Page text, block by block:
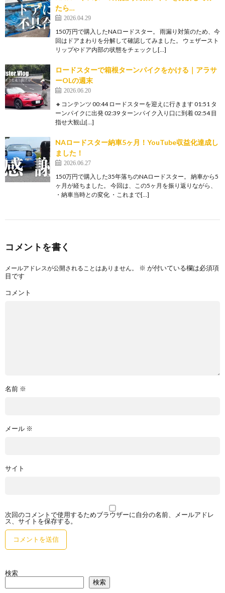
たら…
2026.04.29
150万円で購入したNAロードスター。 雨漏り対策のため、今
回はドアまわりを分解して確認してみました。 ウェザースト
リップやドア内部の状態をチェックし[…]
ロードスターで箱根ターンパイクをかける｜アラサ
ーOLの週末
2026.06.20
🔸コンテンツ 00:44 ロードスターを迎えに行きます 01:51 タ
ーンパイクに出発 02:39 ターンパイク入り口に到着 02:54 目
指せ大観山[…]
NAロードスター納車5ヶ月！YouTube収益化達成し
ました！
2026.06.27
150万円で購入した35年落ちのNAロードスター。 納車から5
ヶ月が経ちました。 今回は、この5ヶ月を振り返りながら、
・納車当時との変化 ・これまで[…]
コメントを書く
メールアドレスが公開されることはありません。 ※ が付いている欄は必須項
目です
コメント
名前 ※
メール ※
サイト
次回のコメントで使用するためブラウザーに自分の名前、メールアドレ
ス、サイトを保存する。
検索
検索